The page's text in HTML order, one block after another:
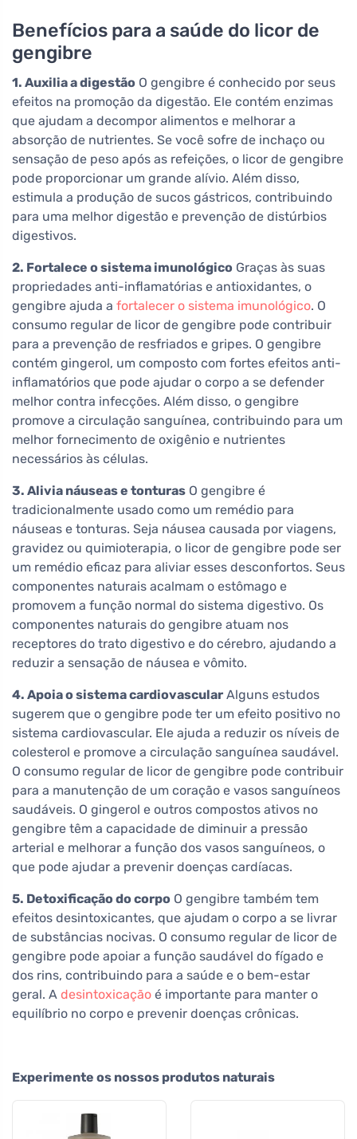
Benefícios para a saúde do licor de
gengibre
1. Auxilia a digestão O gengibre é conhecido por seus
efeitos na promoção da digestão. Ele contém enzimas
que ajudam a decompor alimentos e melhorar a
absorção de nutrientes. Se você sofre de inchaço ou
sensação de peso após as refeições, o licor de gengibre
pode proporcionar um grande alívio. Além disso,
estimula a produção de sucos gástricos, contribuindo
para uma melhor digestão e prevenção de distúrbios
digestivos.
2. Fortalece o sistema imunológico Graças às suas
propriedades anti-inflamatórias e antioxidantes, o
gengibre ajuda a fortalecer o sistema imunológico. O
consumo regular de licor de gengibre pode contribuir
para a prevenção de resfriados e gripes. O gengibre
contém gingerol, um composto com fortes efeitos anti-
inflamatórios que pode ajudar o corpo a se defender
melhor contra infecções. Além disso, o gengibre
promove a circulação sanguínea, contribuindo para um
melhor fornecimento de oxigênio e nutrientes
necessários às células.
3. Alivia náuseas e tonturas O gengibre é
tradicionalmente usado como um remédio para
náuseas e tonturas. Seja náusea causada por viagens,
gravidez ou quimioterapia, o licor de gengibre pode ser
um remédio eficaz para aliviar esses desconfortos. Seus
componentes naturais acalmam o estômago e
promovem a função normal do sistema digestivo. Os
componentes naturais do gengibre atuam nos
receptores do trato digestivo e do cérebro, ajudando a
reduzir a sensação de náusea e vômito.
4. Apoia o sistema cardiovascular Alguns estudos
sugerem que o gengibre pode ter um efeito positivo no
sistema cardiovascular. Ele ajuda a reduzir os níveis de
colesterol e promove a circulação sanguínea saudável.
O consumo regular de licor de gengibre pode contribuir
para a manutenção de um coração e vasos sanguíneos
saudáveis. O gingerol e outros compostos ativos no
gengibre têm a capacidade de diminuir a pressão
arterial e melhorar a função dos vasos sanguíneos, o
que pode ajudar a prevenir doenças cardíacas.
5. Detoxificação do corpo O gengibre também tem
efeitos desintoxicantes, que ajudam o corpo a se livrar
de substâncias nocivas. O consumo regular de licor de
gengibre pode apoiar a função saudável do fígado e
dos rins, contribuindo para a saúde e o bem-estar
geral. A desintoxicação é importante para manter o
equilíbrio no corpo e prevenir doenças crônicas.
Experimente os nossos produtos naturais